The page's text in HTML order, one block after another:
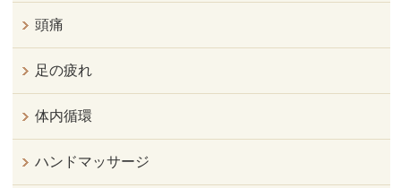
頭痛
足の疲れ
体内循環
ハンドマッサージ